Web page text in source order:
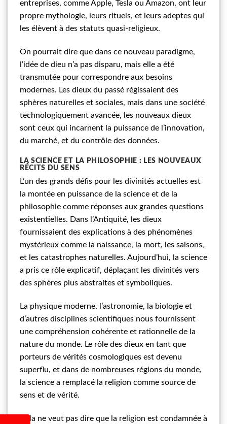
entreprises, comme Apple, Tesla ou Amazon, ont leur
propre mythologie, leurs rituels, et leurs adeptes qui
les élèvent à des statuts quasi-religieux.
On pourrait dire que dans ce nouveau paradigme,
l’idée de dieu n’a pas disparu, mais elle a été
transmutée pour correspondre aux besoins
modernes. Les dieux du passé régissaient des
sphères naturelles et sociales, mais dans une société
technologiquement avancée, les nouveaux dieux
sont ceux qui incarnent la puissance de l’innovation,
du marché, et du contrôle des données.
LA SCIENCE ET LA PHILOSOPHIE : LES NOUVEAUX
RÉCITS DU SENS
L’un des grands défis pour les divinités actuelles est
la montée en puissance de la science et de la
philosophie comme réponses aux grandes questions
existentielles. Dans l’Antiquité, les dieux
fournissaient des explications à des phénomènes
mystérieux comme la naissance, la mort, les saisons,
et les catastrophes naturelles. Aujourd’hui, la science
a pris ce rôle explicatif, déplaçant les divinités vers
des sphères plus abstraites et symboliques.
La physique moderne, l’astronomie, la biologie et
d’autres disciplines scientifiques nous fournissent
une compréhension cohérente et rationnelle de la
nature du monde. Le rôle des dieux en tant que
porteurs de vérités cosmologiques est devenu
superflu, et dans de nombreuses régions du monde,
la science a remplacé la religion comme source de
sens et de vérité.
Cela ne veut pas dire que la religion est condamnée à